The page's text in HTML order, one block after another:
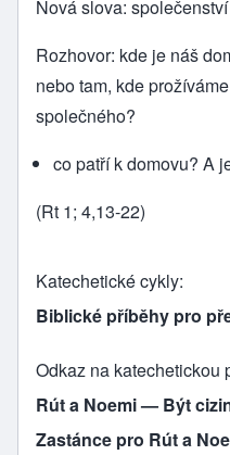
Nová slova: společenství
Rozhovor: kde je náš
nebo tam, kde
společného?
co patří k domovu? A
(Rt 1; 4,13-22)
Katechetické cykly
Biblické příběhy pro
Odkaz na katechetickou
Rút a Noemi — Být
Zastánce pro Rút a